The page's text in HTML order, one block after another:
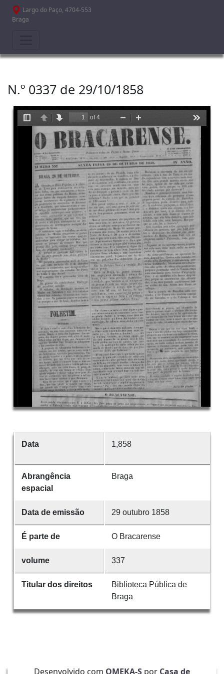
Passar para o conteúdo principal
Largo do Paço, 4704-553
Braga
N.º 0337 de 29/10/1858
Data 1,858
Abrangência
espacial
Braga
Data de emissão 29 outubro 1858
É parte de O Bracarense
volume 337
Titular dos direitos
Biblioteca Pública de
Braga
Desenvolvido com OMEKA-S por Casa de